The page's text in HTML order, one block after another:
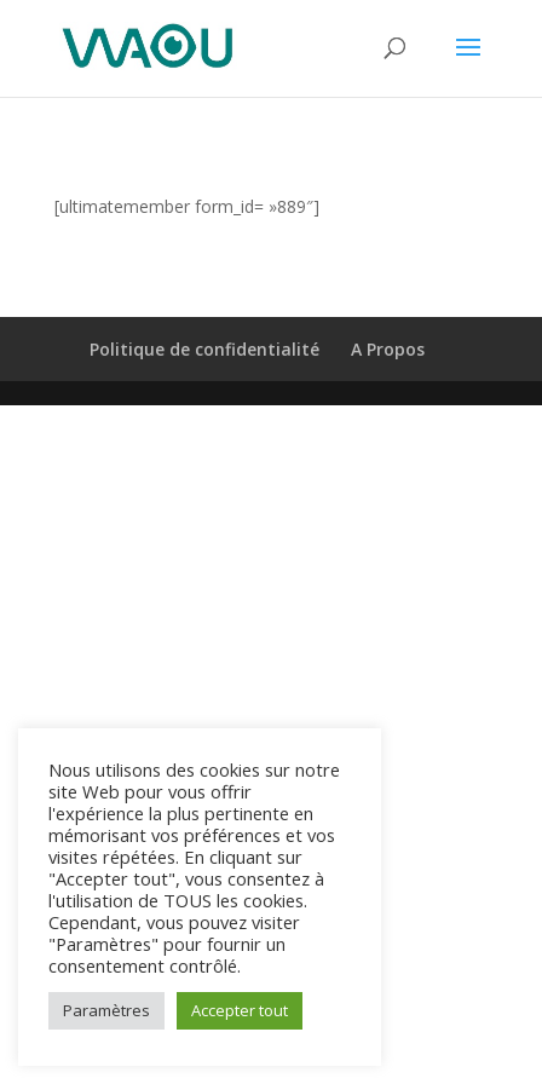
[ultimatemember form_id= »889″]
Politique de confidentialité A Propos
Nous utilisons des cookies sur notre
site Web pour vous offrir
l'expérience la plus pertinente en
mémorisant vos préférences et vos
visites répétées. En cliquant sur
"Accepter tout", vous consentez à
l'utilisation de TOUS les cookies.
Cependant, vous pouvez visiter
"Paramètres" pour fournir un
consentement contrôlé.
Paramètres Accepter tout